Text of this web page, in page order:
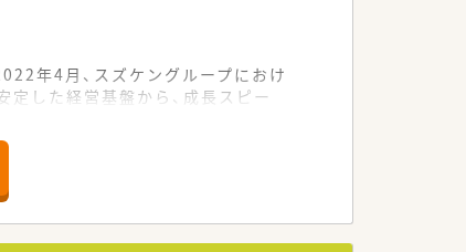
年4月、スズケングループにおけ
した経営基盤から、成長スピー
業務が行えるよう環境を整えてい